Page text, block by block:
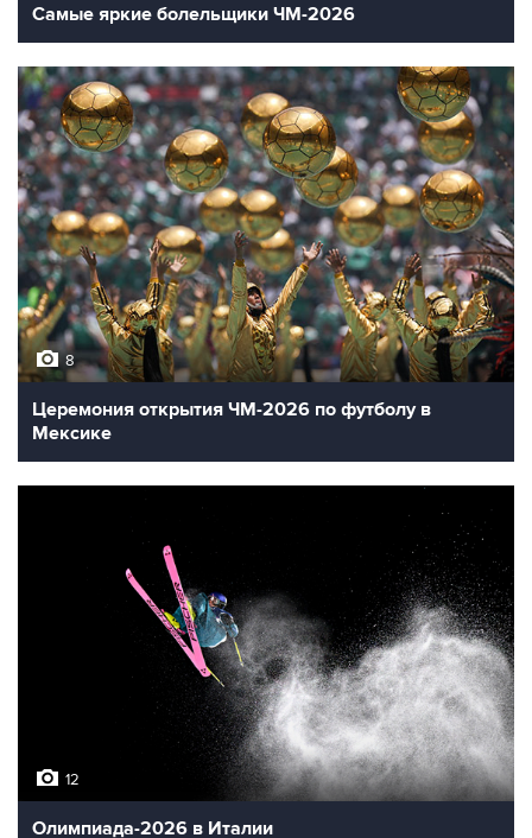
Самые яркие болельщики ЧМ-2026
8
Церемония открытия ЧМ-2026 по футболу в
Мексике
12
Олимпиада-2026 в Италии